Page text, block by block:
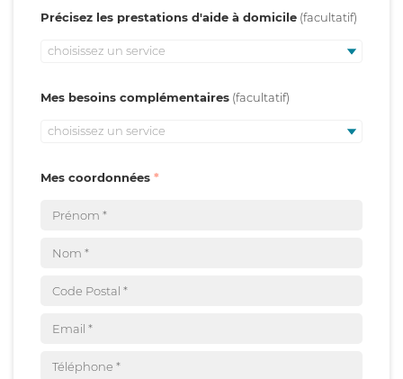
Précisez les prestations d'aide à domicile
choisissez un service
Mes besoins complémentaires
choisissez un service
Mes coordonnées